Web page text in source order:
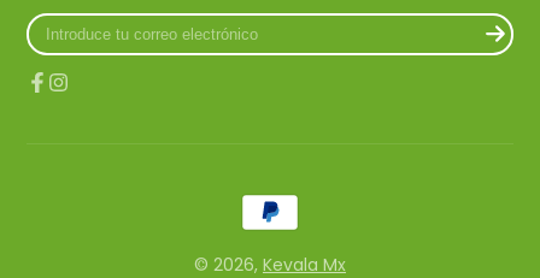
Introduce
tu
correo
electrónico
© 2026, Kevala Mx